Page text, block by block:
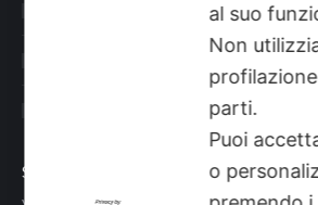
Sede
al suo
Non
parti.
Puoi
o